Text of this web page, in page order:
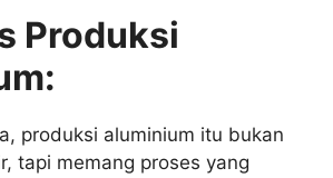
Produksi
produksi aluminium itu bukan
tapi memang proses yang